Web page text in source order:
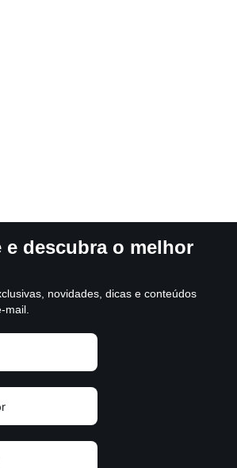
e descubra o melhor
novidades, dicas e conteúdos
mail.